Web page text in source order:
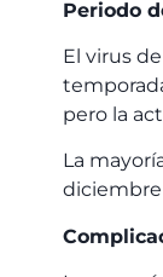
Periodo
El virus
pero la
La
diciembre